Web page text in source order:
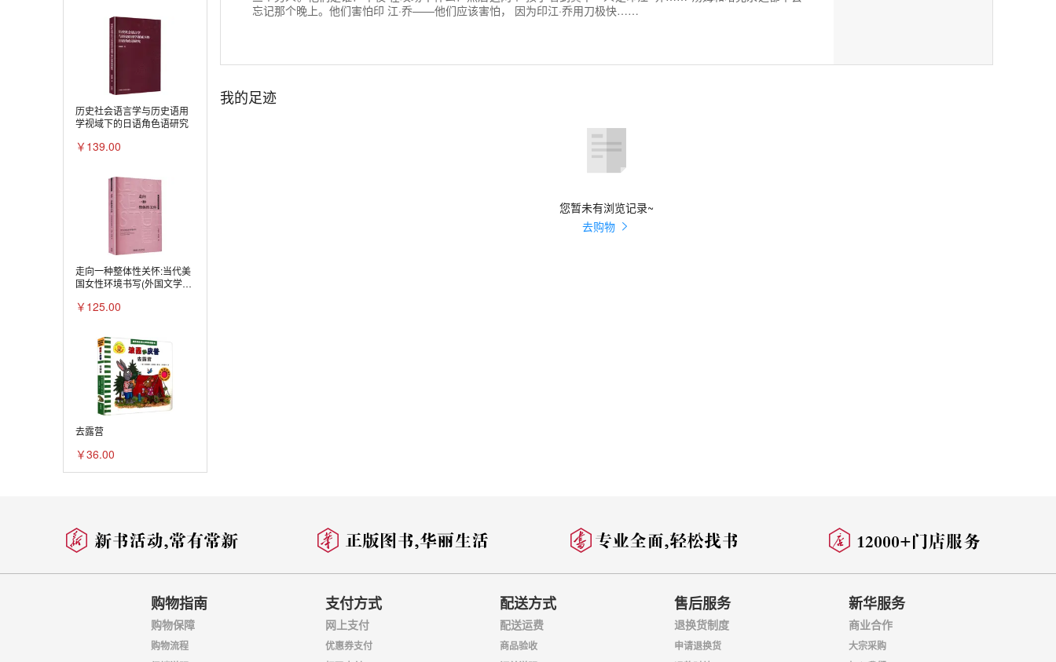
历史社会语言学与历史语用
学视域下的日语角色语研究
￥139.00
走向一种整体性关怀:当代美
国女性环境书写(外国文学研
￥125.00
去露营
￥36.00
忘记那个晚上。他们害怕印 江·乔——他们应该害怕， 因为印江·乔用刀极快……
我的足迹
您暂未有浏览记录~
去购物
购物指南
购物保障
购物流程
支付方式
网上支付
优惠券支付
配送方式
配送运费
商品验收
售后服务
退换货制度
申请退换货
新华服务
商业合作
大宗采购